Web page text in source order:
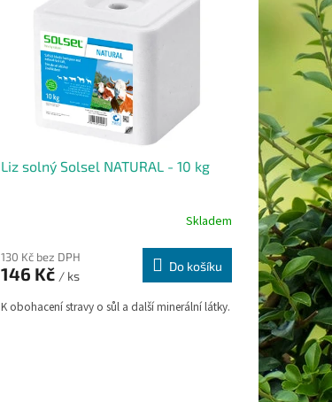
Liz solný Solsel NATURAL - 10 kg
Skladem
130 Kč bez DPH
146 Kč / ks
Do košíku
K obohacení stravy o sůl a další minerální látky.